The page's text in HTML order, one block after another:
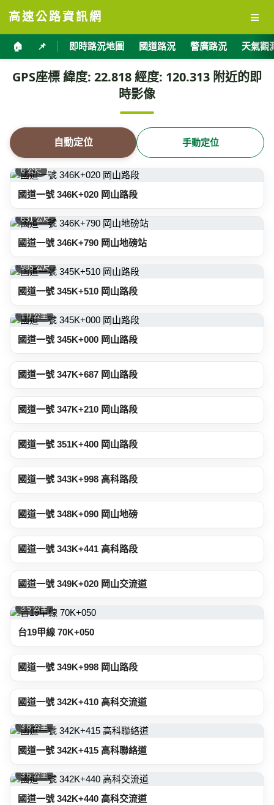
高速公路資訊網 ≡
🏠 📌 即時路況地圖 國道路況 警廣路況 天氣觀
GPS座標 緯度: 22.818 經度: 120.313 附近的即
時影像
自動定位 手動定位
6 公尺
國道一號 346K+020 岡山路段
631 公尺
國道一號 346K+790 岡山地磅站
985 公尺
國道一號 345K+510 岡山路段
1.0 公里
國道一號 345K+000 岡山路段
3.6 公里
國道一號 342K+415 高科聯絡道
3.6 公里
國道一號 342K+440 高科交流道